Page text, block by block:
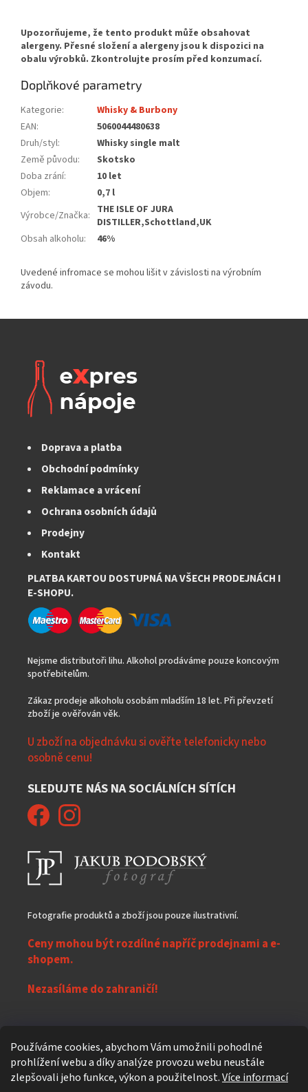
Používáme cookies, abychom Vám umožnili pohodlné
prohlížení webu a díky analýze provozu webu neustále
zlepšovali jeho funkce, výkon a použitelnost.Více informací
Doplňkové parametry
Kategorie:
Whisky & Burbony
EAN:
5060044480638
Druh/styl:
Whisky single malt
Země původu:
Skotsko
Doba zrání:
10 let
Objem:
0,7 l
Výrobce/Značka: THE ISLE OF JURA
DISTILLER,Schottland,UK
Obsah alkoholu: 46%
Doprava a platba
Obchodní podmínky
Reklamace a vrácení
Ochrana osobních údajů
Prodejny
Kontakt
PLATBA KARTOU DOSTUPNÁ NA VŠECH PRODEJNÁCH I
E-SHOPU.
Nejsme distributoři lihu. Alkohol prodáváme pouze koncovým
spotřebitelům.
Zákaz prodeje alkoholu osobám mladším 18 let. Při převzetí
zboží je ověřován věk.
U zboží na objednávku si ověřte telefonicky nebo
osobně cenu!
SLEDUJTE NÁS NA SOCIÁLNÍCH SÍTÍCH
Fotografie produktů a zboží jsou pouze ilustrativní.
Ceny mohou být rozdílné napříč prodejnami a e-
shopem.
Nezasíláme do zahraničí!
Vytvořil Shoptet